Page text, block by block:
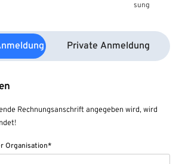
sung
Private Anmeldung
Rechnungsanschrift angegeben wird, wird
Organisation*